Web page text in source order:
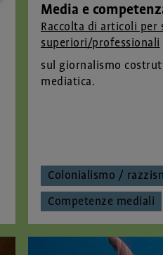
Media e
Raccolta di articoli per
superiori/professionali
sul giornalismo
mediatica.
Colonialismo /
Competenze mediali